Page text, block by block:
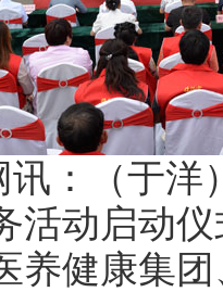
：（于洋
活动启动
养健康集